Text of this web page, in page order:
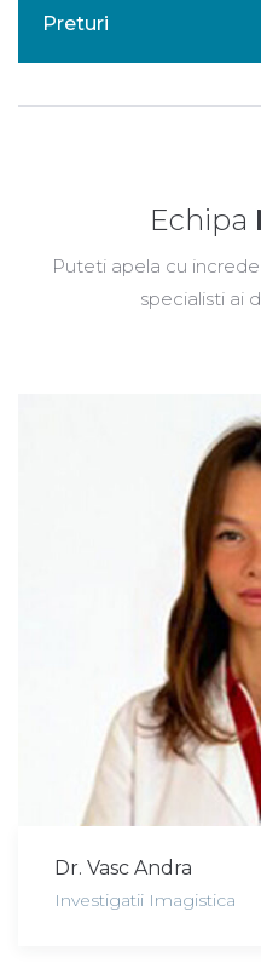
Preturi
Echipa
Puteti apela cu
specialisti ai
Dr. Vasc Andra
Investigatii Imagistica